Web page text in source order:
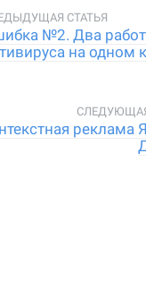
№2. Два
на одном
реклама